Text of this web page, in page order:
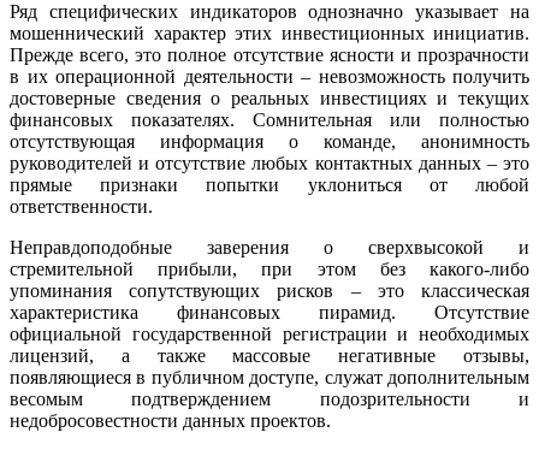
Ряд специфических индикаторов однозначно указывает на
мошеннический характер этих инвестиционных инициатив.
Прежде всего, это полное отсутствие ясности и прозрачности
в их операционной деятельности – невозможность получить
достоверные сведения о реальных инвестициях и текущих
финансовых показателях. Сомнительная или полностью
отсутствующая информация о команде, анонимность
руководителей и отсутствие любых контактных данных – это
прямые признаки попытки уклониться от любой
ответственности.
Неправдоподобные заверения о сверхвысокой и
стремительной прибыли, при этом без какого-либо
упоминания сопутствующих рисков – это классическая
характеристика финансовых пирамид. Отсутствие
официальной государственной регистрации и необходимых
лицензий, а также массовые негативные отзывы,
появляющиеся в публичном доступе, служат дополнительным
весомым подтверждением подозрительности и
недобросовестности данных проектов.